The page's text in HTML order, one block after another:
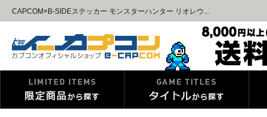
CAPCOM×B-SIDEステッカー モンスターハンター リオレウ...